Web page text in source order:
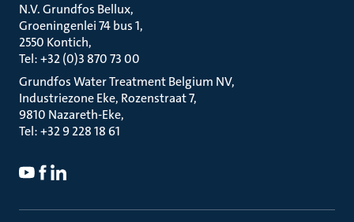
N.V. Grundfos Bellux
Groeningenlei 74 bus 1
2550 Kontich
Tel: +32 (0)3 870 73 00
Grundfos Water Treatment Belgium NV
Industriezone Eke, Rozenstraat 7
9810 Nazareth-Eke
Tel: +32 9 228 18 61